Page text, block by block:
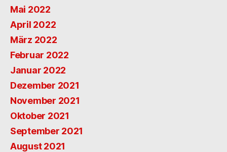
Mai 2022
April 2022
März 2022
Februar 2022
Januar 2022
Dezember 2021
November 2021
Oktober 2021
September 2021
August 2021